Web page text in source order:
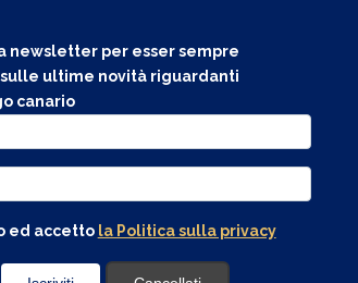
newsletter per esser sempre
ultime novità riguardanti
canario
ed accetto la Politica sulla privacy